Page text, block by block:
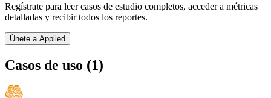
Regístrate para leer casos de estudio completos, acceder a métricas
detalladas y recibir todos los reportes.
Únete a Applied
Casos de uso (1)